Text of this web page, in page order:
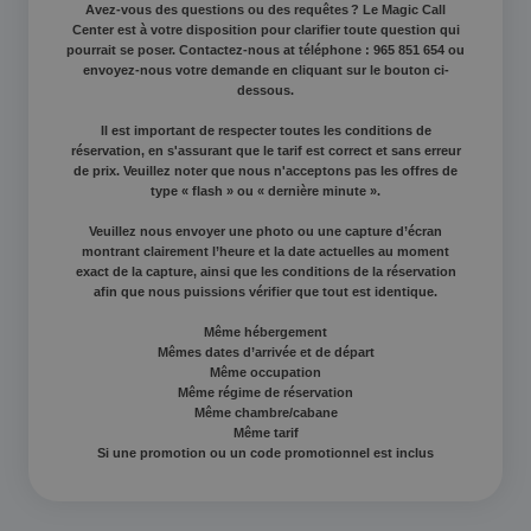
Les meilleurs hôtels pour profiter des
terrains de golf de la région de Valence
Avez-vous des questions ou des requêtes ? Le Magic Call
Center est à votre disposition pour clarifier toute question qui
pourrait se poser. Contactez-nous at téléphone : 965 851 654 ou
envoyez-nous votre demande en cliquant sur le bouton ci-
dessous.
Il est important de respecter toutes les conditions de
réservation, en s'assurant que le tarif est correct et sans erreur
de prix. Veuillez noter que nous n'acceptons pas les offres de
type « flash » ou « dernière minute ».
Veuillez nous envoyer une photo ou une capture d’écran
montrant clairement l’heure et la date actuelles au moment
exact de la capture, ainsi que les conditions de la réservation
afin que nous puissions vérifier que tout est identique.
Même hébergement
Mêmes dates d’arrivée et de départ
Même occupation
Même régime de réservation
Même chambre/cabane
Même tarif
Si une promotion ou un code promotionnel est inclus